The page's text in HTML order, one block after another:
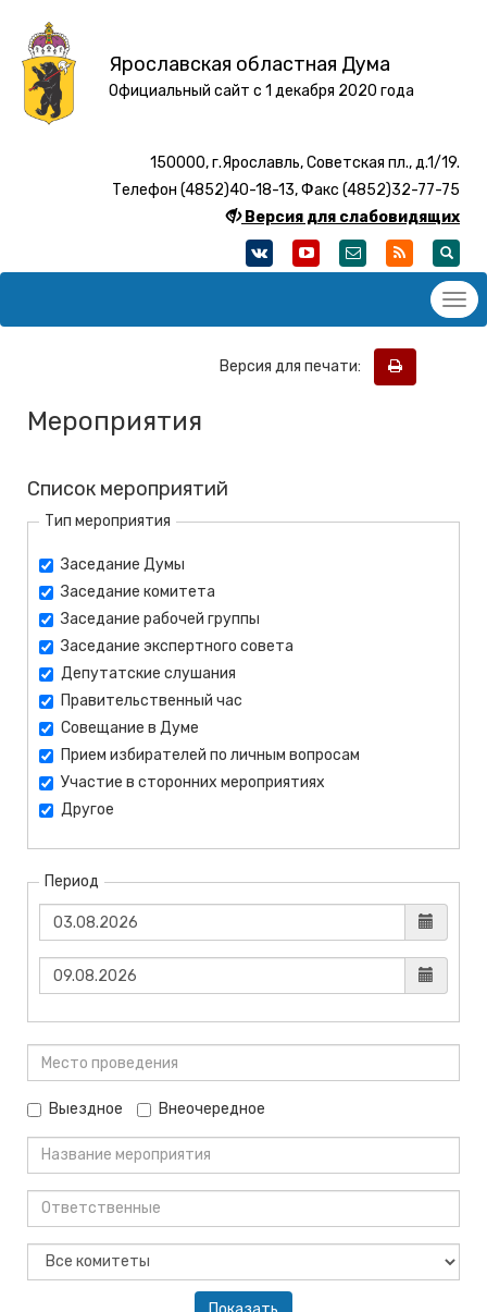
Ярославская областная Дума
Официальный сайт с 1 декабря 2020 года
150000, г.Ярославль, Советская пл., д.1/19.
Телефон (4852)40-18-13, Факс (4852)32-77-75
Версия для слабовидящих
Версия для печати:
Мероприятия
Список мероприятий
Тип мероприятия
Заседание Думы
Заседание комитета
Заседание рабочей группы
Заседание экспертного совета
Депутатские слушания
Правительственный час
Совещание в Думе
Прием избирателей по личным вопросам
Участие в сторонних мероприятиях
Другое
Период
Выездное Внеочередное